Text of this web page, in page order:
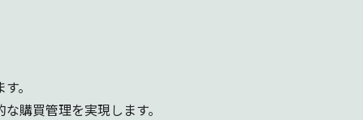
。
購買管理を実現します。